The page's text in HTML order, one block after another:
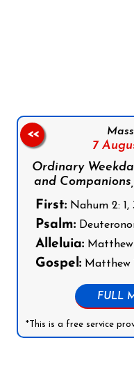
7
Ordinary
and
First: Nahum 2: 1,
Psalm:
Alleluia: Matthew
Gospel: Matthew
FULL
*This is a free service
<<